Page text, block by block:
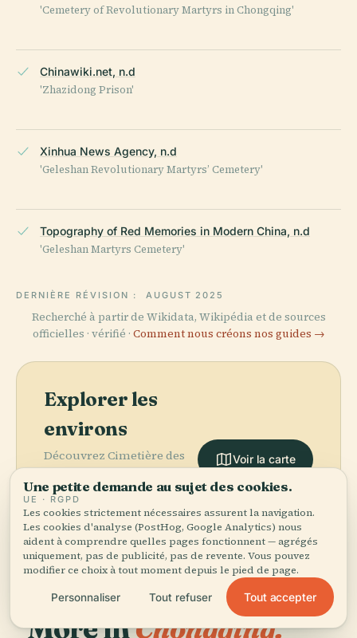
'Cemetery of Revolutionary Martyrs in Chongqing'
Chinawiki.net, n.d
'Zhazidong Prison'
Xinhua News Agency, n.d
'Geleshan Revolutionary Martyrs’ Cemetery'
Topography of Red Memories in Modern China, n.d
'Geleshan Martyrs Cemetery'
DERNIÈRE RÉVISION : AUGUST 2025
Recherché à partir de Wikidata, Wikipédia et de sources
officielles · vérifié · Comment nous créons nos guides →
Explorer les
environs
Découvrez Cimetière des
Martyrs Révolutionnaires
de Geleshan sur la carte et
voyez ce qu'il y a à
proximité.
Voir la carte
More inChongqing.
Une petite demande au sujet des cookies.
UE · RGPD
Les cookies strictement nécessaires assurent la navigation.
Les cookies d'analyse (PostHog, Google Analytics) nous
aident à comprendre quelles pages fonctionnent — agrégés
uniquement, pas de publicité, pas de revente. Vous pouvez
modifier ce choix à tout moment depuis le pied de page.
Personnaliser Tout refuser Tout accepter